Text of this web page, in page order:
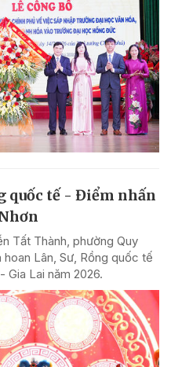
quốc tế - Điểm nhấn
Tất Thành, phường Quy
Lân, Sư, Rồng quốc tế
Gia Lai năm 2026.